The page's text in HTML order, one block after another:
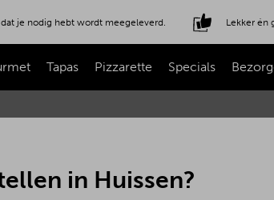
dat je nodig hebt wordt meegeleverd. Lekker én
Tapas Pizzarette Specials
in Huissen?